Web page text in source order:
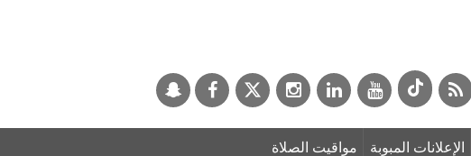
الإعلانات المبوبة مواقيت الصلاة